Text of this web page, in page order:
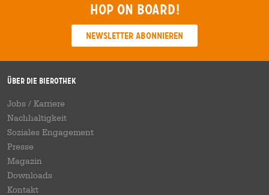
Hop on board!
Newsletter abonnieren
Über die Bierothek
Jobs / Karriere
Nachhaltigkeit
Soziales Engagement
Presse
Magazin
Downloads
Kontakt